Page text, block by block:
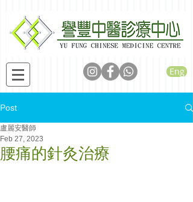
Eng
Post
腰痛的針灸治療
盧麗安醫師
Feb 27, 2023